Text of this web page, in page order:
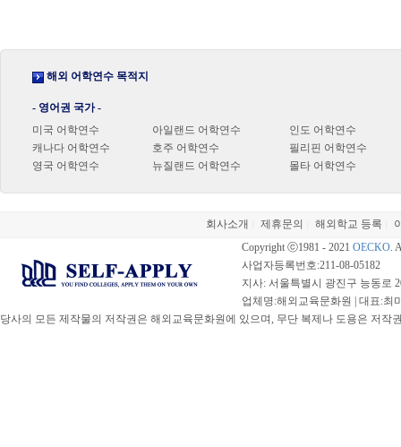
해외 어학연수 목적지
- 영어권 국가 -
미국 어학연수
캐나다 어학연수
영국 어학연수
아일랜드 어학연수
호주 어학연수
뉴질랜드 어학연수
인도 어학연수
필리핀 어학연수
몰타 어학연수
회사소개 제휴문의 해외학교 등록
Copyright ⓒ1981 - 2021 OECKO.
사업자등록번호:211-08-05182
지사: 서울특별시 광진구 능동로
업체명:해외교육문화원 | 대표:최
당사의 모든 제작물의 저작권은 해외교육문화원에 있으며, 무단 복제나 도용은 저